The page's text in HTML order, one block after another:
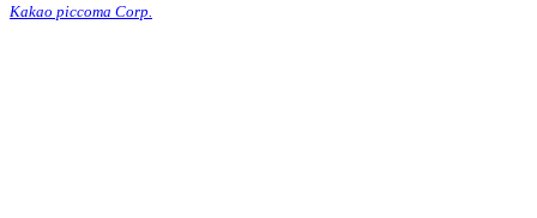
Kakao piccoma Corp.